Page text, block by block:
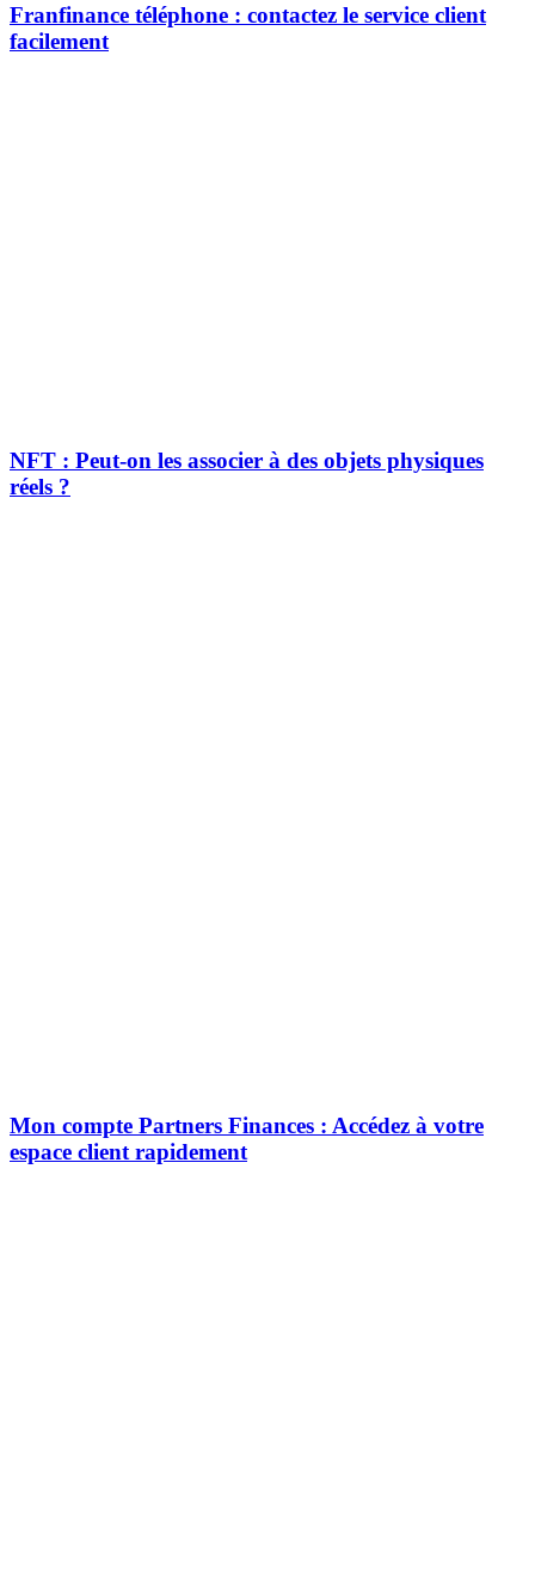
Franfinance téléphone : contactez le service client
facilement
NFT : Peut-on les associer à des objets physiques
réels ?
Mon compte Partners Finances : Accédez à votre
espace client rapidement